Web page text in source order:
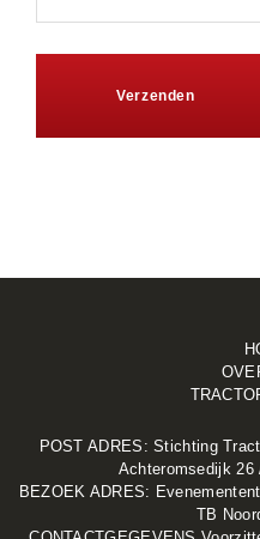
POST ADRES: Stichting
Achteromsedijk 26
BEZOEK ADRES:
TB